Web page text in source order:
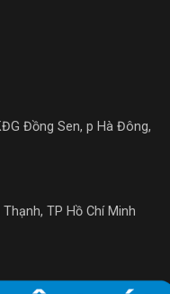
Đồng Sen, p Hà Đông,
TP Hồ Chí Minh